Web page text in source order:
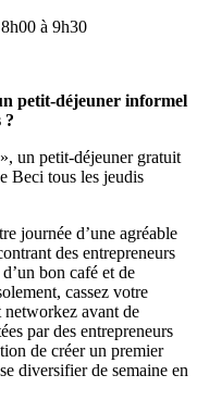
à 9h30
petit-déjeuner informel
?
un petit-déjeuner gratuit
Beci tous les jeudis
journée d’une agréable
des entrepreneurs
bon café et de
cassez votre
networkez avant de
par des entrepreneurs
de créer un premier
diversifier de semaine en